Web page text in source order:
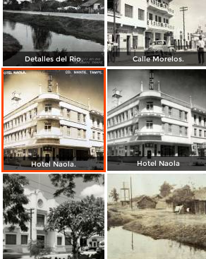
Detalles del Rio. Calle Morelos.
Hotel Naola. Hotel Naola